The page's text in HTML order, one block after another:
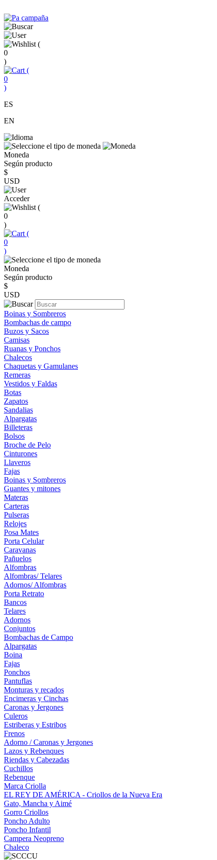
(
0
)
(
0
)
ES
EN
Moneda
Según producto
$
USD
Acceder
(
0
)
(
0
)
Moneda
Según producto
$
USD
Boinas y Sombreros
Bombachas de campo
Buzos y Sacos
Camisas
Ruanas y Ponchos
Chalecos
Chaquetas y Gamulanes
Remeras
Vestidos y Faldas
Botas
Zapatos
Sandalias
Alpargatas
Billeteras
Bolsos
Broche de Pelo
Cinturones
Llaveros
Fajas
Boinas y Sombreros
Guantes y mitones
Materas
Carteras
Pulseras
Relojes
Posa Mates
Porta Celular
Caravanas
Pañuelos
Alfombras
Alfombras/ Telares
Adornos/ Alfombras
Porta Retrato
Bancos
Telares
Adornos
Conjuntos
Bombachas de Campo
Alpargatas
Boina
Fajas
Ponchos
Pantuflas
Monturas y recados
Encimeras y Cinchas
Caronas y Jergones
Culeros
Estriberas y Estribos
Frenos
Adorno / Caronas y Jergones
Lazos y Rebenques
Riendas y Cabezadas
Cuchillos
Rebenque
Marca Criolla
EL REY DE AMÉRICA - Criollos de la Nueva Era
Gato, Mancha y Aimé
Gorro Criollos
Poncho Adulto
Poncho Infantil
Campera Neopreno
Chaleco